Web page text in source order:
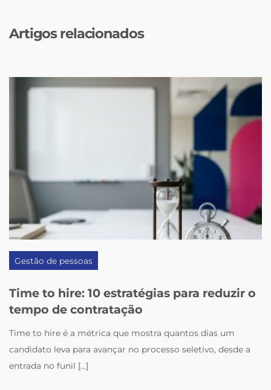
Artigos relacionados
Gestão de pessoas
Time to hire: 10 estratégias para reduzir o
tempo de contratação
Time to hire é a métrica que mostra quantos dias um
candidato leva para avançar no processo seletivo, desde a
entrada no funil [...]